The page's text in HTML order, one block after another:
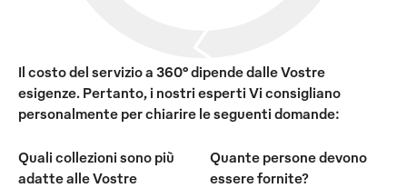
Il costo del servizio a 360° dipende dalle Vostre
esigenze. Pertanto, i nostri esperti Vi consigliano
personalmente per chiarire le seguenti domande:
Quali collezioni sono più
adatte alle Vostre
Quante persone devono
essere fornite?